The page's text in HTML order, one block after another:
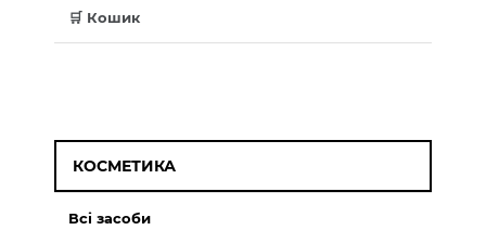
🛒 Кошик
КОСМЕТИКА
Всі засоби